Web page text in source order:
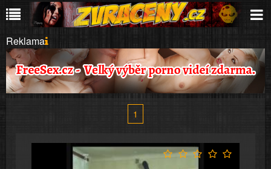
Reklama
1